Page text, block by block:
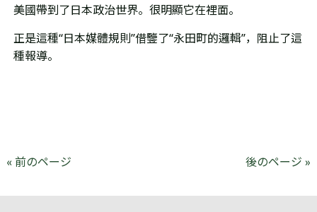
美國帶到了日本政治世界。很明顯它在裡面。
正是這種“日本媒體規則”借鑒了“永田町的邏輯”，阻止了這
種報導。
« 前のページ 後のページ »